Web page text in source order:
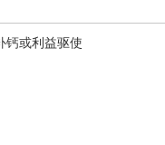
钙或利益驱使